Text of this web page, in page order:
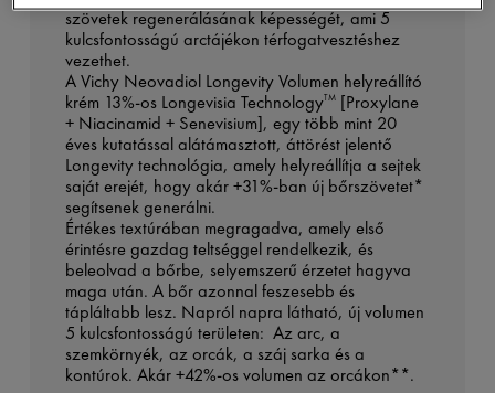
szövetek regenerálásának képességét, ami 5
kulcsfontosságú arctájékon térfogatvesztéshez
vezethet.
A Vichy Neovadiol Longevity Volumen helyreállító
krém 13%-os Longevisia TechnologyTM[Proxylane
+ Niacinamid + Senevisium], egy több mint 20
éves kutatással alátámasztott, áttörést jelentő
Longevity technológia, amely helyreállítja a sejtek
saját erejét, hogy akár +31%-ban új bőrszövetet*
segítsenek generálni.
Értékes textúrában megragadva, amely első
érintésre gazdag teltséggel rendelkezik, és
beleolvad a bőrbe, selyemszerű érzetet hagyva
maga után. A bőr azonnal feszesebb és
tápláltabb lesz. Napról napra látható, új volumen
5 kulcsfontosságú területen: Az arc, a
szemkörnyék, az orcák, a száj sarka és a
kontúrok. Akár +42%-os volumen az orcákon**.